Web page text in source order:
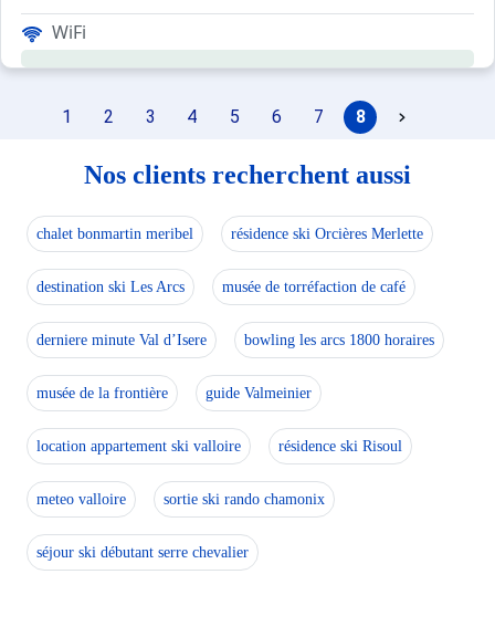
"Chalet Val Rose", chalet 5 pièces 120 m2 sur 3
WiFi
1 2 3 4 5 6 7 8
Nos clients recherchent aussi
chalet bonmartin meribel résidence ski Orcières Merlette
destination ski Les Arcs musée de torréfaction de café
derniere minute Val d’Isere bowling les arcs 1800 horaires
musée de la frontière guide Valmeinier
location appartement ski valloire résidence ski Risoul
meteo valloire sortie ski rando chamonix
séjour ski débutant serre chevalier